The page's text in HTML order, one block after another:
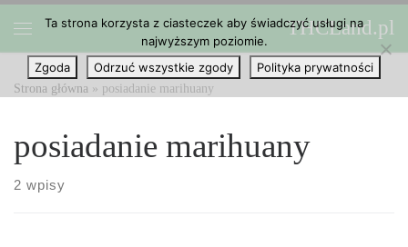
Przejdź do treści THCLand.pl
Strona główna » posiadanie marihuany
posiadanie marihuany
2 wpisy
Ta strona korzysta z ciasteczek aby świadczyć usługi na
najwyższym poziomie.
Zgoda
Odrzuć wszystkie zgody Polityka prywatności